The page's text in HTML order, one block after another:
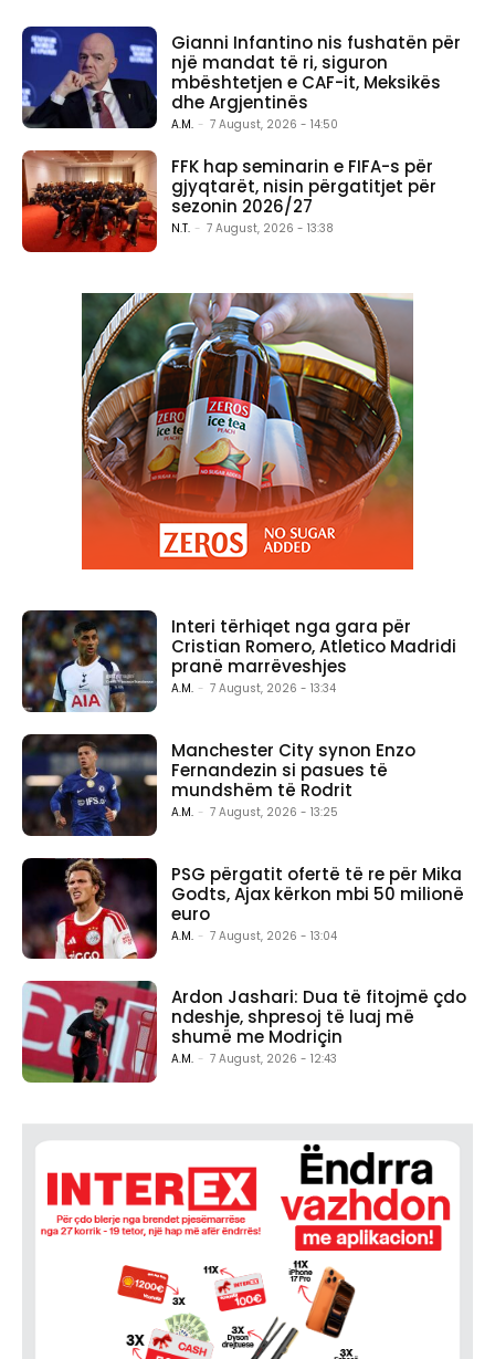
Gianni Infantino nis fushatën për
një mandat të ri, siguron
mbështetjen e CAF-it, Meksikës
dhe Argjentinës
A.M. - 7 August, 2026 - 14:50
FFK hap seminarin e FIFA-s për
gjyqtarët, nisin përgatitjet për
sezonin 2026/27
N.T. - 7 August, 2026 - 13:38
Interi tërhiqet nga gara për
Cristian Romero, Atletico Madridi
pranë marrëveshjes
A.M. - 7 August, 2026 - 13:34
Manchester City synon Enzo
Fernandezin si pasues të
mundshëm të Rodrit
A.M. - 7 August, 2026 - 13:25
PSG përgatit ofertë të re për Mika
Godts, Ajax kërkon mbi 50 milionë
euro
A.M. - 7 August, 2026 - 13:04
Ardon Jashari: Dua të fitojmë çdo
ndeshje, shpresoj të luaj më
shumë me Modriçin
A.M. - 7 August, 2026 - 12:43